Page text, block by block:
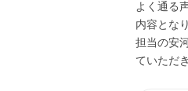
よく通る
内容とな
担当の安
ていただ